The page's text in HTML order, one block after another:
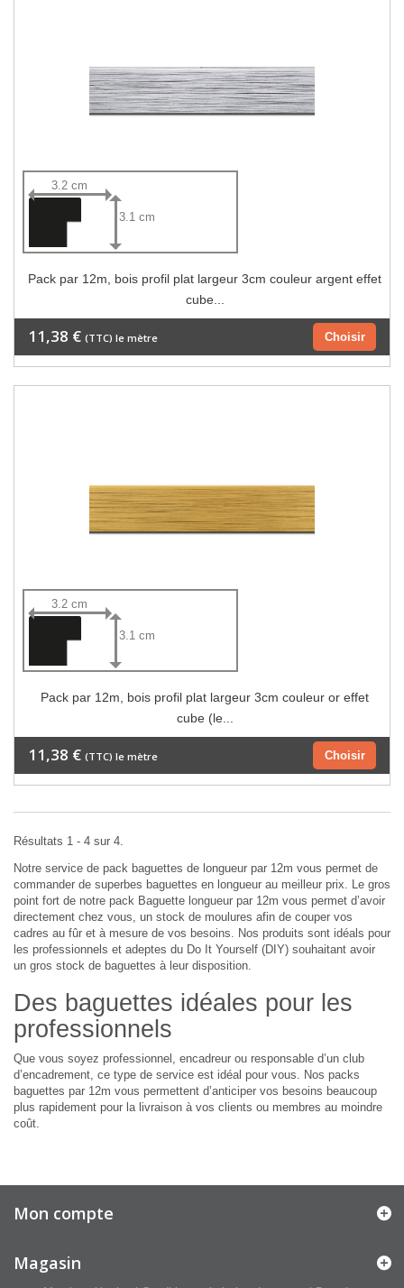
3.2 cm
3.1 cm
Pack par 12m, bois profil plat largeur 3cm couleur argent effet
cube...
Choisir
11,38 € (TTC) le mètre
3.2 cm
3.1 cm
Pack par 12m, bois profil plat largeur 3cm couleur or effet
cube (le...
Choisir
11,38 € (TTC) le mètre
Résultats 1 - 4 sur 4.
Notre service de pack baguettes de longueur par 12m vous permet de
commander de superbes baguettes en longueur au meilleur prix. Le gros
point fort de notre pack Baguette longueur par 12m vous permet d’avoir
directement chez vous, un stock de moulures afin de couper vos
cadres au fûr et à mesure de vos besoins. Nos produits sont idéals pour
les professionnels et adeptes du Do It Yourself (DIY) souhaitant avoir
un gros stock de baguettes à leur disposition.
Des baguettes idéales pour les
professionnels
Que vous soyez professionnel, encadreur ou responsable d’un club
d’encadrement, ce type de service est idéal pour vous. Nos packs
baguettes par 12m vous permettent d’anticiper vos besoins beaucoup
plus rapidement pour la livraison à vos clients ou membres au moindre
coût.
Mon compte
Magasin